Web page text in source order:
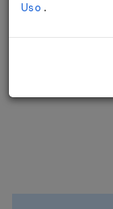
Página Inicial
Uso .